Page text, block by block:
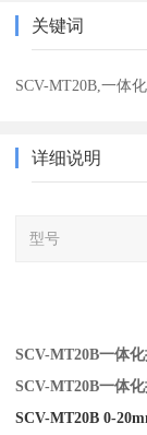
关键词
SCV-MT20B,一体
详细说明
型号
SCV-MT20B一体
SCV-MT20B一体
SCV-MT20B 0-